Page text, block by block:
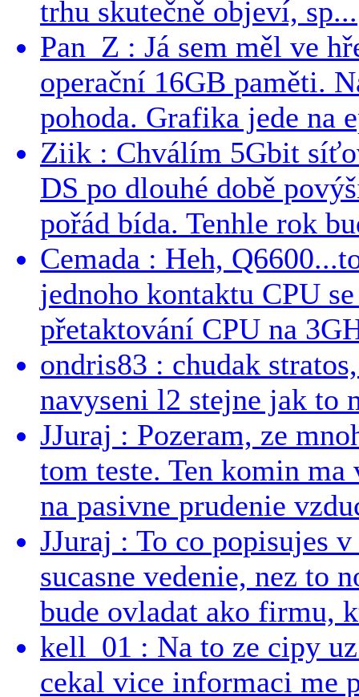
trhu skutečně objeví, sp...
Pan_Z : Já sem měl ve
operační 16GB paměti.
pohoda. Grafika jede na
Ziik : Chválím 5Gbit
DS po dlouhé době
pořád bída. Tenhle rok
Cemada : Heh,
jednoho kontaktu CPU
přetaktování CPU na
ondris83 : chudak
navyseni l2 stejne jak to
JJuraj : Pozeram, ze
tom teste. Ten komin
na pasivne prudenie
JJuraj : To co popisujes
sucasne vedenie, nez to
bude ovladat ako firmu,
kell_01 : Na to ze cipy
cekal vice informaci me